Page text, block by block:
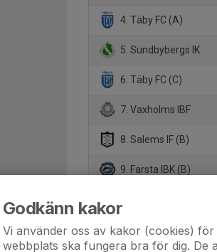
4. Täby FC (A)
5. Sundbybergs IK
6. Täby FC (C)
7. Vaxholms IBF
8. Salems IF (B)
9. Farsta IBK (B)
11. Ängby IF
Godkänn kakor
Vi använder oss av kakor (cookies)
webbplats ska fungera bra för dig. De